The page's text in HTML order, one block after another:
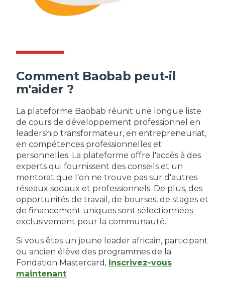
Comment Baobab peut-il
m'aider ?
La plateforme Baobab réunit une longue liste
de cours de développement professionnel en
leadership transformateur, en entrepreneuriat,
en compétences professionnelles et
personnelles. La plateforme offre l'accès à des
experts qui fournissent des conseils et un
mentorat que l'on ne trouve pas sur d'autres
réseaux sociaux et professionnels. De plus, des
opportunités de travail, de bourses, de stages et
de financement uniques sont sélectionnées
exclusivement pour la communauté.
Si vous êtes un jeune leader africain, participant
ou ancien élève des programmes de la
Fondation Mastercard, Inscrivez-vous
maintenant.